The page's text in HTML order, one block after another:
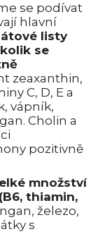
se podívat
hlavní
listy
se
zeaxanthin,
C, D, E a
vápník,
Cholin a
pozitivně
množství
thiamin,
železo,
s